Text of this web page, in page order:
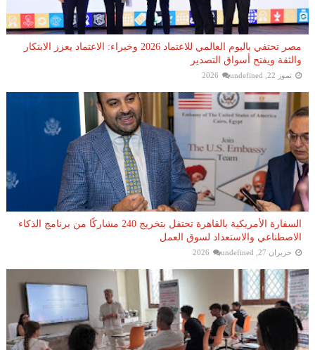
مصر تحتفي باليوم العالمي للاعتماد 2026 وخبراء: الاعتماد يعزز الابتكار
والثقة ويفتح أسواق التصدير
تموز 22, 2026 undefined
السفارة الأمريكية بالقاهرة تحتفل بتخريج 240 مشاركًا من برنامج الذكاء
الاصطناعي والاستعداد لسوق العمل
حزيران 27, 2026 undefined